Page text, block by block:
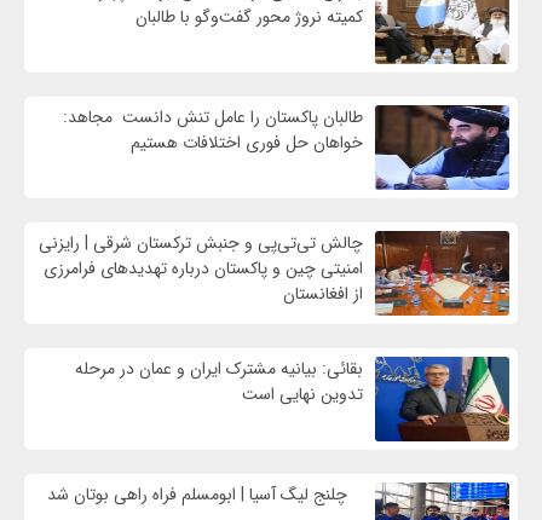
کمیته نروژ محور گفت‌وگو با طالبان
طالبان پاکستان را عامل تنش دانست مجاهد:
خواهان حل فوری اختلافات هستیم
چالش تی‌تی‌پی و جنبش ترکستان شرقی | رایزنی
امنیتی چین و پاکستان درباره تهدیدهای فرامرزی
از افغانستان
بقائی: بیانیه مشترک ایران و عمان در مرحله
تدوین نهایی است
چلنج لیگ آسیا | ابومسلم فراه راهی بوتان شد